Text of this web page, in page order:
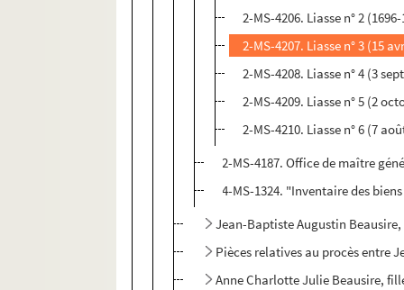
2-MS-4206. Liasse n° 2
2-MS-4207. Liasse n° 3 (15
2-MS-4208. Liasse n° 4 (3
2-MS-4209. Liasse n° 5 (2
2-MS-4210. Liasse n° 6 (7
2-MS-4187. Office de maître
4-MS-1324. "Inventaire des
Jean-Baptiste Augustin
Pièces relatives au procès entre
Anne Charlotte Julie Beausire,